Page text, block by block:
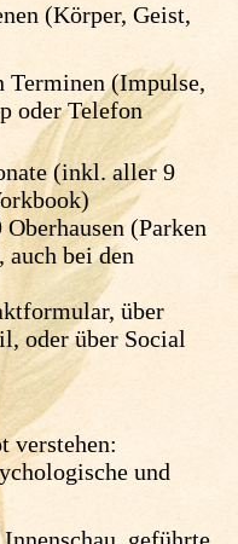
(Körper, Geist,
Terminen (Impulse,
oder Telefon
(inkl. aller 9
(Parken
auch bei den
über
oder über Social
verstehen:
und